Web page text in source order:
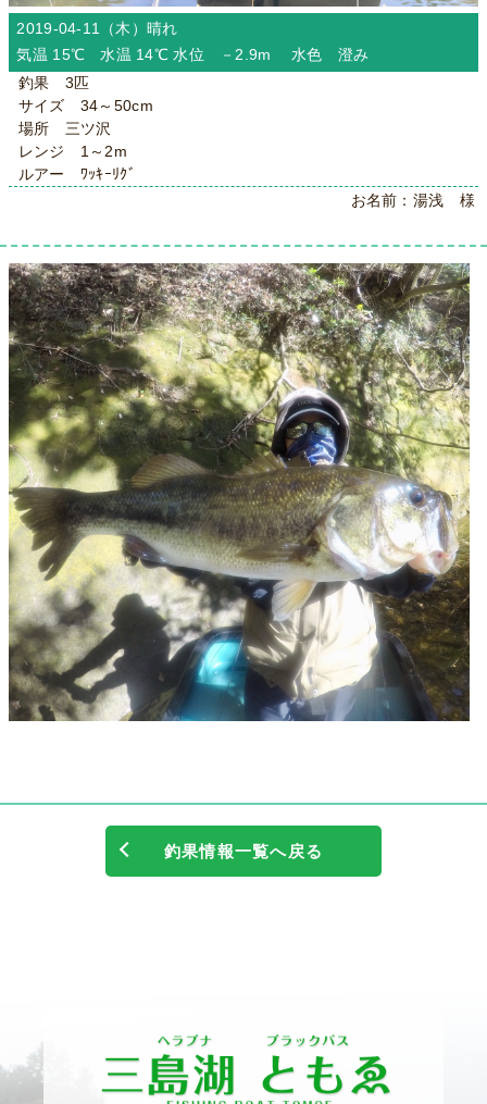
2019-04-11（木）晴れ
気温 15℃ 水温 14℃ 水位 －2.9m 水色 澄み
釣果 3匹
サイズ 34～50cm
場所 三ツ沢
レンジ 1～2m
ルアー ﾜｯｷｰﾘｸﾞ
お名前：湯浅 様
釣果情報一覧へ戻る